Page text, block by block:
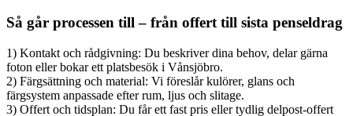
Så går processen till – från offert till sista penseldrag
1) Kontakt och rådgivning: Du beskriver dina behov, delar gärna
foton eller bokar ett platsbesök i Vånsjöbro.
2) Färgsättning och material: Vi föreslår kulörer, glans och
färgsystem anpassade efter rum, ljus och slitage.
3) Offert och tidsplan: Du får ett fast pris eller tydlig delpost-offert